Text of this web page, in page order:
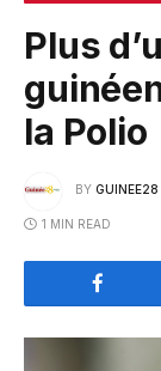
Plus
la Polio
BY GUINEE28
1 MIN READ